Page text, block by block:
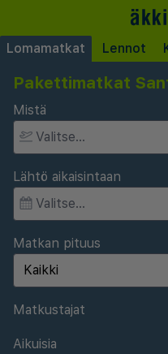
Lomamatkat Lennot
Pakettimatkat
Mistä
Lähtö aikaisintaan
Matkan pituus
Matkustajat
Aikuisia